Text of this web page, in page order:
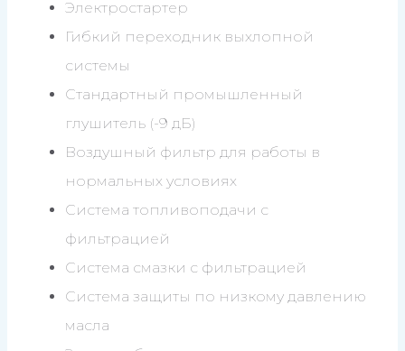
Электростартер
Гибкий переходник выхлопной
системы
Стандартный промышленный
глушитель (-9 дБ)
Воздушный фильтр для работы в
нормальных условиях
Система топливоподачи с
фильтрацией
Система смазки с фильтрацией
Система защиты по низкому давлению
масла